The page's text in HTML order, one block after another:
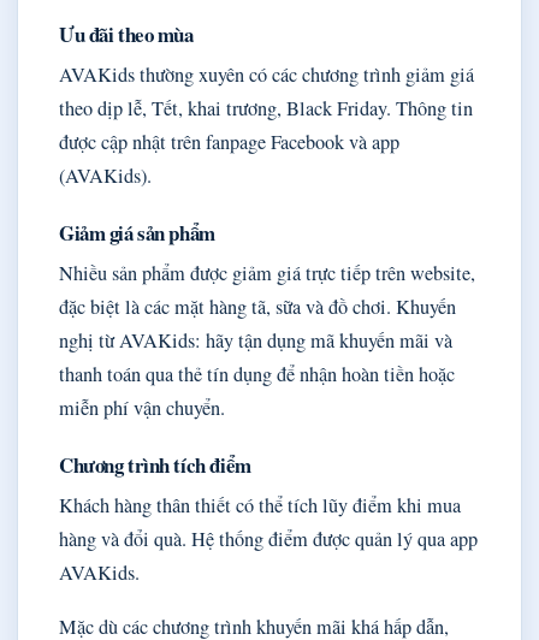
Ưu đãi theo mùa
AVAKids thường xuyên có các chương trình giảm giá
theo dịp lễ, Tết, khai trương, Black Friday. Thông tin
được cập nhật trên fanpage Facebook và app
(AVAKids).
Giảm giá sản phẩm
Nhiều sản phẩm được giảm giá trực tiếp trên website,
đặc biệt là các mặt hàng tã, sữa và đồ chơi. Khuyến
nghị từ AVAKids: hãy tận dụng mã khuyến mãi và
thanh toán qua thẻ tín dụng để nhận hoàn tiền hoặc
miễn phí vận chuyển.
Chương trình tích điểm
Khách hàng thân thiết có thể tích lũy điểm khi mua
hàng và đổi quà. Hệ thống điểm được quản lý qua app
AVAKids.
Mặc dù các chương trình khuyến mãi khá hấp dẫn,